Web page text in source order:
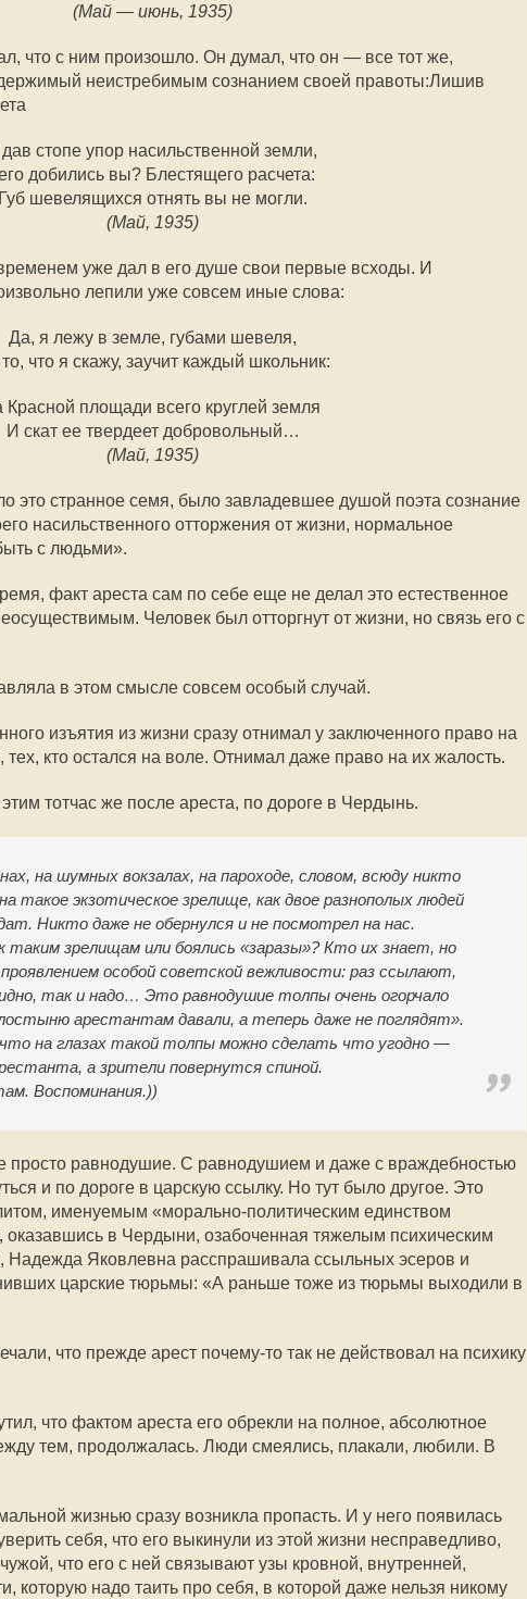
(Май — июнь, 1935)
что с ним произошло. Он думал, что он — все тот же,
неистребимым сознанием своей правоты:Лишив
стопе упор насильственной земли,
добились вы? Блестящего расчета:
Губ шевелящихся отнять вы не могли.
(Май, 1935)
уже дал в его душе свои первые всходы. И
лепили уже совсем иные слова:
Да, я лежу в земле, губами шевеля,
что я скажу, заучит каждый школьник:
Красной площади всего круглей земля
И скат ее твердеет добровольный…
(Май, 1935)
это странное семя, было завладевшее душой поэта сознание
насильственного отторжения от жизни, нормальное
с людьми».
факт ареста сам по себе еще не делал это естественное
Человек был отторгнут от жизни, но связь его с
в этом смысле совсем особый случай.
изъятия из жизни сразу отнимал у заключенного право на
тех, кто остался на воле. Отнимал даже право на их жалость.
тотчас же после ареста, по дороге в Чердынь.
на шумных вокзалах, на пароходе, словом, всюду никто
такое экзотическое зрелище, как двое разнополых людей
Никто даже не обернулся и не посмотрел на нас.
таким зрелищам или боялись «заразы»? Кто их знает, но
особой советской вежливости: раз ссылают,
так и надо… Это равнодушие толпы очень огорчало
арестантам давали, а теперь даже не поглядят».
на глазах такой толпы можно сделать что угодно —
а зрители повернутся спиной.
Воспоминания.))
просто равнодушие. С равнодушием и даже с враждебностью
и по дороге в царскую ссылку. Но тут было другое. Это
именуемым «морально-политическим единством
оказавшись в Чердыни, озабоченная тяжелым психическим
Надежда Яковлевна расспрашивала ссыльных эсеров и
царские тюрьмы: «А раньше тоже из тюрьмы выходили в
что прежде арест почему-то так не действовал на психику
что фактом ареста его обрекли на полное, абсолютное
тем, продолжалась. Люди смеялись, плакали, любили. В
жизнью сразу возникла пропасть. И у него появилась
себя, что его выкинули из этой жизни несправедливо,
что его с ней связывают узы кровной, внутренней,
которую надо таить про себя, в которой даже нельзя никому